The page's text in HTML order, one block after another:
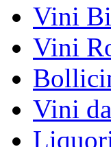
Vini
Vini
Vini